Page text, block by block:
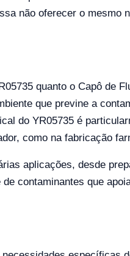
não oferecer o
quanto o Capô de
que previne a
do YR05735 é
como na fabricação
aplicações, desde
contaminantes que